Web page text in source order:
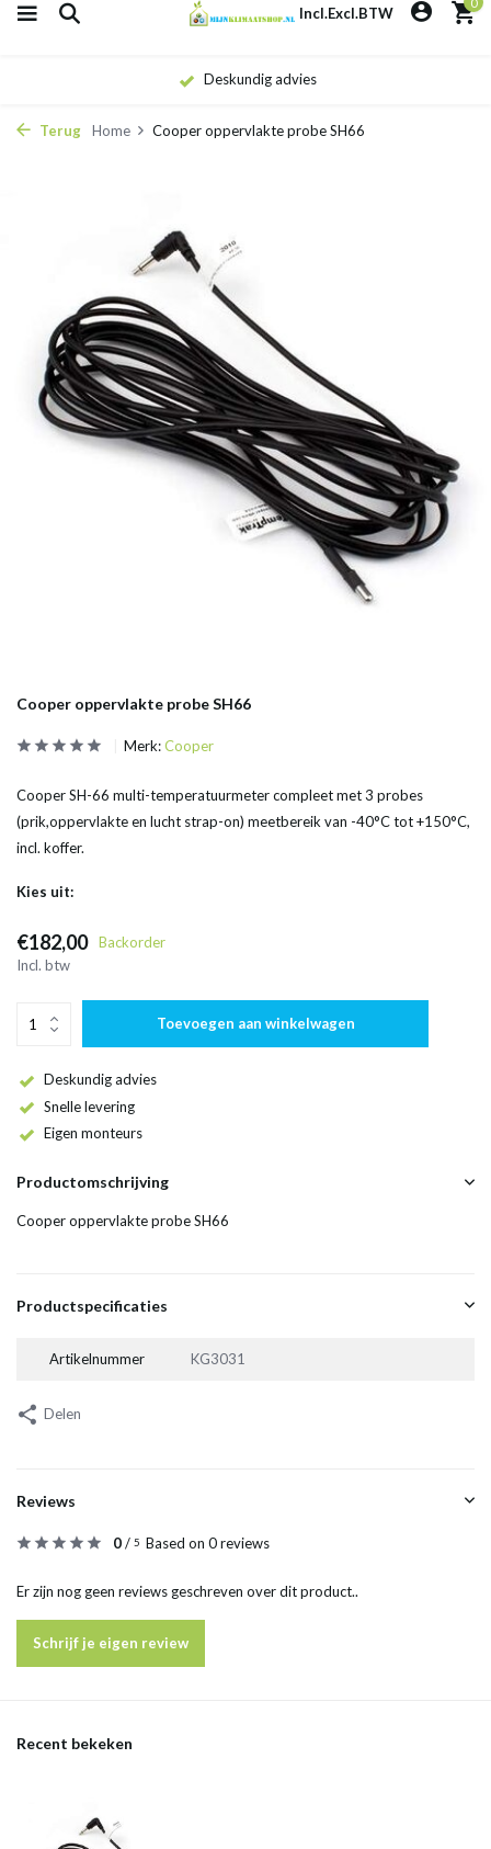
Incl.Excl.BTW
Deskundig advies
Terug Home Cooper oppervlakte probe SH66
Cooper oppervlakte probe SH66
Merk:Cooper
Cooper SH-66 multi-temperatuurmeter compleet met 3 probes
(prik,oppervlakte en lucht strap-on) meetbereik van -40°C tot +150°C,
incl. koffer.
Kies uit:
€182,00
Backorder
Incl. btw
Toevoegen aan winkelwagen
Deskundig advies
Snelle levering
Eigen monteurs
Productomschrijving
Cooper oppervlakte probe SH66
Productspecificaties
Artikelnummer KG3031
Delen
Reviews
0/ 5 Based on 0 reviews
Er zijn nog geen reviews geschreven over dit product..
Schrijf je eigen review
Recent bekeken